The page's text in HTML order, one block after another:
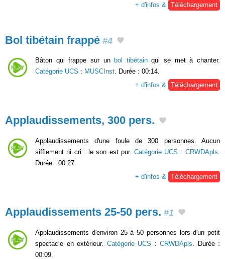
+ d'infos &
Téléchargement
Bol tibétain frappé #4
Bâton qui frappe sur un bol tibétainqui se met à chanter.
Catégorie UCS : MUSCInst. Durée : 00:14.
+ d'infos & Téléchargement
Applaudissements, 300 pers.
Applaudissements d'une foule de 300 personnes. Aucun
sifflement ni cri : le son est pur.Catégorie UCS :CRWDApls.
Durée : 00:27.
+ d'infos & Téléchargement
Applaudissements 25-50 pers. #1
Applaudissements d'environ 25 à 50 personnes lors d'un petit
spectacle en extérieur. Catégorie UCS : CRWDApls . Durée :
00:09.